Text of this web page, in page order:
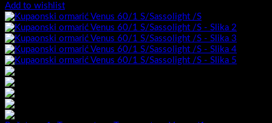
Add to wishlist